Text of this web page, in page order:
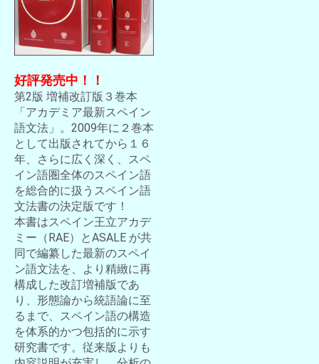
好評発売中！！
第2版 増補改訂版３巻本
「アカデミア最新スペイン
語文法」。2009年に２巻本
として出版されてから１６
年、さらに広く深く、スペ
イン語圏全体のスペイン語
を総合的に扱うスペイン語
文法書の決定版です！
本書はスペイン王立アカデ
ミー（RAE）とASALE が共
同で編纂した最新のスペイ
ン語文法を、より精緻に再
構成した改訂増補版であ
り、形態論から統語論に至
るまで、スペイン語の構造
を体系的かつ包括的に示す
研究書です。従来版よりも